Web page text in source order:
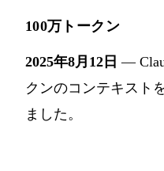
100万トークン
2025年8月12日 —
クンのコンテキスト
ました。